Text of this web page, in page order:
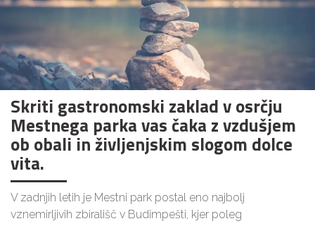
Skriti gastronomski zaklad v osrčju
Mestnega parka vas čaka z vzdušjem
ob obali in življenjskim slogom dolce
vita.
V zadnjih letih je Mestni park postal eno najbolj
vznemirljivih zbirališč v Budimpešti, kjer poleg